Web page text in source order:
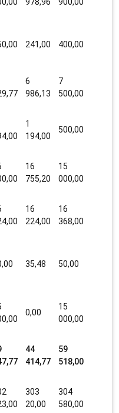
241,00 400,00
6
986,13
7
500,00
1
194,00
500,00
16
755,20
15
000,00
16
224,00
16
368,00
35,48 50,00
0,00
15
000,00
44
414,77
59
518,00
303
20,00
304
580,00